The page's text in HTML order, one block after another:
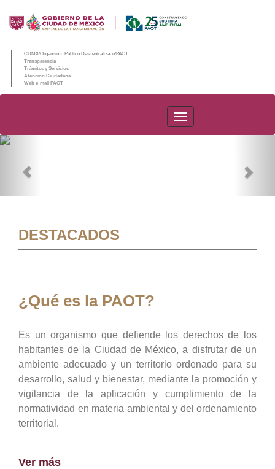
CDMX/Organismo Público Descentralizado/PAOT
Transparencia
Trámites y Servicios
Atención Ciudadana
Web e-mail PAOT
PAOT
DESTACADOS
¿Qué es la PAOT?
Es un organismo que defiende los derechos de los
habitantes de la Ciudad de México, a disfrutar de un
ambiente adecuado y un territorio ordenado para su
desarrollo, salud y bienestar, mediante la promoción y
vigilancia de la aplicación y cumplimiento de la
normatividad en materia ambiental y del ordenamiento
territorial.
Ver más